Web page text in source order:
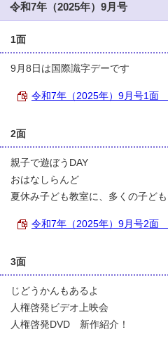
令和7年（2025年）9月号
1面
9月8日は国際識字デーです
令和7年（2025年）9月号1面
2面
親子で遊ぼうDAY
おはなしらんど
夏休み子ども教室に、多くの子ど
令和7年（2025年）9月号2面
3面
じどうかんもあるよ
人権啓発ビデオ上映会
人権啓発DVD 新作紹介！